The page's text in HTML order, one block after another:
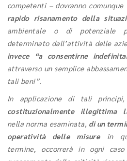
competenti – dovranno comunque
rapido risanamento della
ambientale o di potenziale
determinato dall’attività delle
invece “a consentirne
attraverso un semplice
tali beni”.
In applicazione di tali
costituzionalmente illegittima
nella norma esaminata, di un
operatività delle misurein
termine, occorrerà in ogni